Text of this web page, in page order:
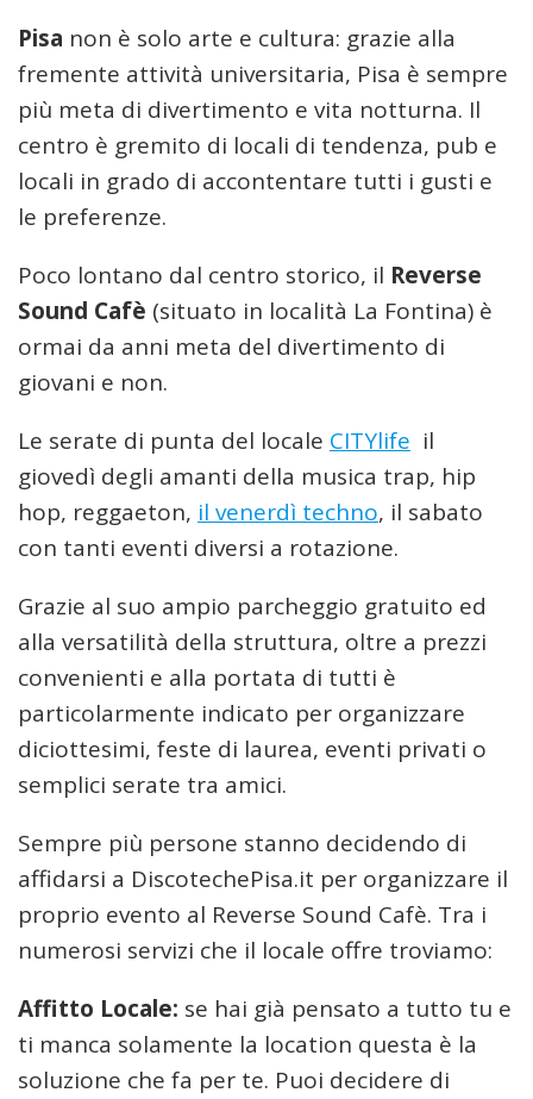
Pisa non è solo arte e cultura: grazie alla
fremente attività universitaria, Pisa è sempre
più meta di divertimento e vita notturna. Il
centro è gremito di locali di tendenza, pub e
locali in grado di accontentare tutti i gusti e
le preferenze.
Poco lontano dal centro storico, il Reverse
Sound Cafè (situato in località La Fontina) è
ormai da anni meta del divertimento di
giovani e non.
Le serate di punta del locale CITYlife il
giovedì degli amanti della musica trap, hip
hop, reggaeton, il venerdì techno, il sabato
con tanti eventi diversi a rotazione.
Grazie al suo ampio parcheggio gratuito ed
alla versatilità della struttura, oltre a prezzi
convenienti e alla portata di tutti è
particolarmente indicato per organizzare
diciottesimi, feste di laurea, eventi privati o
semplici serate tra amici.
Sempre più persone stanno decidendo di
affidarsi a DiscotechePisa.it per organizzare il
proprio evento al Reverse Sound Cafè. Tra i
numerosi servizi che il locale offre troviamo:
Affitto Locale: se hai già pensato a tutto tu e
ti manca solamente la location questa è la
soluzione che fa per te. Puoi decidere di